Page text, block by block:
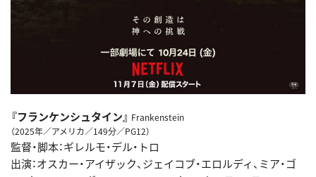
『フランケンシュタイン』 Frankenstein
（2025年／アメリカ／149分／PG12）
監督・脚本：ギレルモ・デル・トロ
出 演 ：オスカー・アイザック、ジェイコブ・エロルディ、ミア・ゴ